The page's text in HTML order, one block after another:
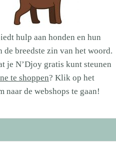
hulp aan honden en hun
de breedste zin van het woord.
je N’Djoy gratis kunt steunen
te shoppen? Klik op het
naar de webshops te gaan!